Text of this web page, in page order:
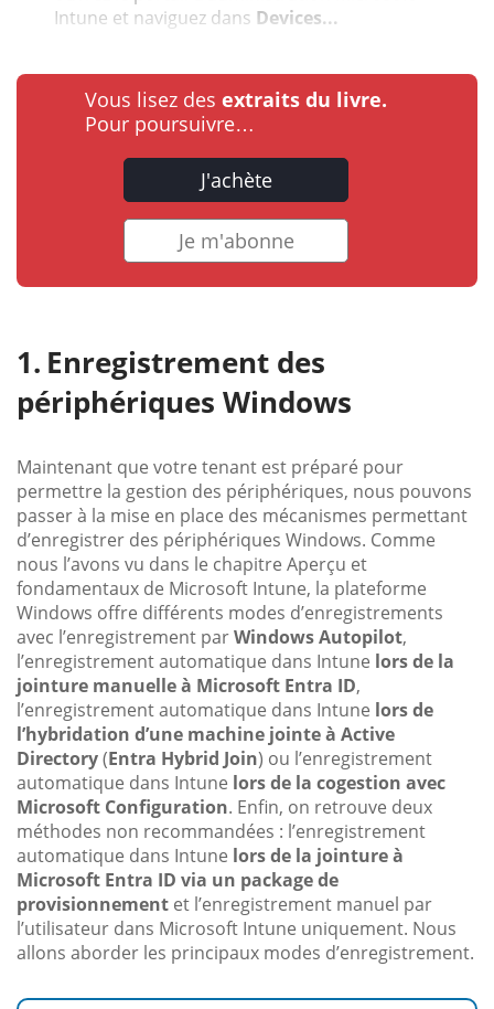
Intune et naviguez dans Devices...
Vous lisez des extraits du livre.
Pour poursuivre…
J'achète
Je m'abonne
Enregistrement des
périphériques Windows
Maintenant que votre tenant est préparé pour
permettre la gestion des périphériques, nous pouvons
passer à la mise en place des mécanismes permettant
d’enregistrer des périphériques Windows. Comme
nous l’avons vu dans le chapitre Aperçu et
fondamentaux de Microsoft Intune, la plateforme
Windows offre différents modes d’enregistrements
avec l’enregistrement parWindows Autopilot,
l’enregistrement automatique dans Intune lors de la
jointure manuelle à Microsoft Entra ID,
l’enregistrement automatique dans Intune lors de
l’hybridation d’une machine jointe à Active
Directory(Entra Hybrid Join) ou l’enregistrement
automatique dans Intune lors de la cogestion avec
Microsoft Configuration. Enfin, on retrouve deux
méthodes non recommandées : l’enregistrement
automatique dans Intune lors de la jointure à
Microsoft Entra ID via un package de
provisionnement et l’enregistrement manuel par
l’utilisateur dans Microsoft Intune uniquement. Nous
allons aborder les principaux modes d’enregistrement.